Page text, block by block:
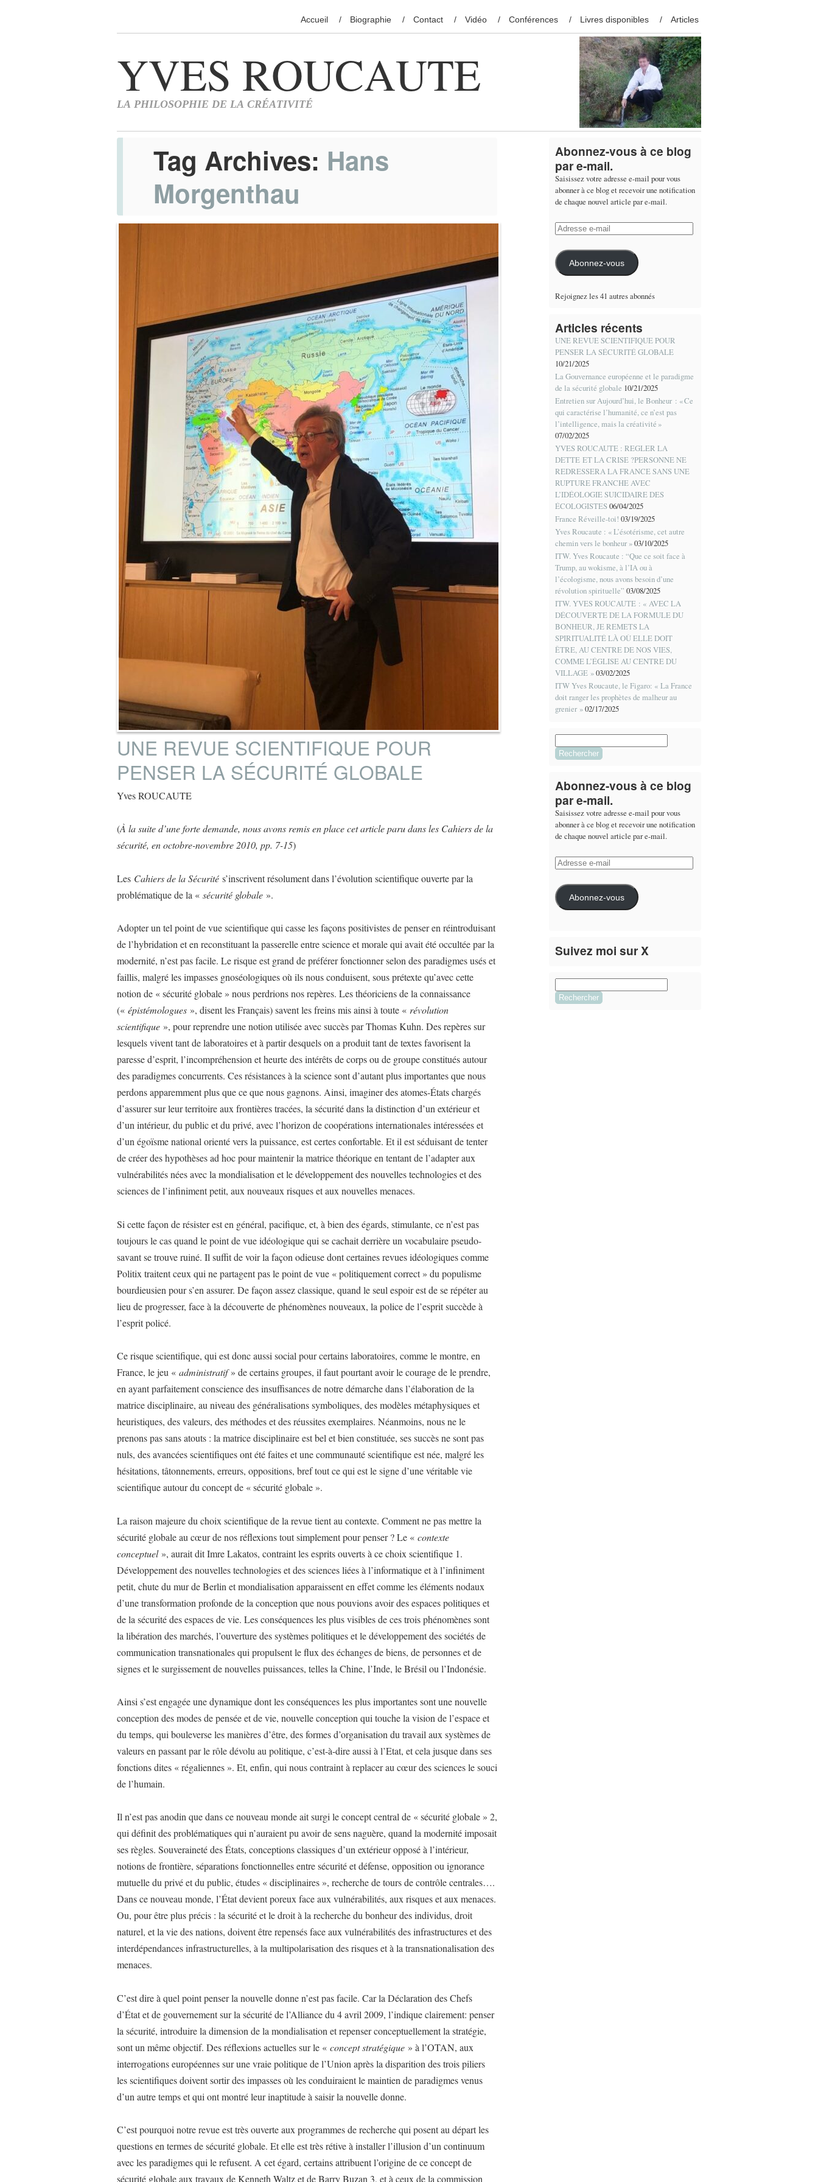
Accueil Biographie Contact Vidéo Conférences Livres disponibles Articles
Tag Archives: Hans
Morgenthau
UNE REVUE SCIENTIFIQUE POUR
PENSER LA SÉCURITÉ GLOBALE
Yves ROUCAUTE
(À la suite d’une forte demande, nous avons remis en place cet article paru dans les Cahiers de la
sécurité, en octobre-novembre 2010, pp. 7-15)
Les Cahiers de la Sécurité s’inscrivent résolument dans l’évolution scientifique ouverte par la
problématique de la « sécurité globale ».
Adopter un tel point de vue scientifique qui casse les façons positivistes de penser en réintroduisant
de l’hybridation et en reconstituant la passerelle entre science et morale qui avait été occultée par la
modernité, n’est pas facile. Le risque est grand de préférer fonctionner selon des paradigmes usés et
faillis, malgré les impasses gnoséologiques où ils nous conduisent, sous prétexte qu’avec cette
notion de « sécurité globale » nous perdrions nos repères. Les théoriciens de la connaissance
(« épistémologues », disent les Français) savent les freins mis ainsi à toute « révolution
scientifique », pour reprendre une notion utilisée avec succès par Thomas Kuhn. Des repères sur
lesquels vivent tant de laboratoires et à partir desquels on a produit tant de textes favorisent la
paresse d’esprit, l’incompréhension et heurte des intérêts de corps ou de groupe constitués autour
des paradigmes concurrents. Ces résistances à la science sont d’autant plus importantes que nous
perdons apparemment plus que ce que nous gagnons. Ainsi, imaginer des atomes-États chargés
d’assurer sur leur territoire aux frontières tracées, la sécurité dans la distinction d’un extérieur et
d’un intérieur, du public et du privé, avec l’horizon de coopérations internationales intéressées et
d’un égoïsme national orienté vers la puissance, est certes confortable. Et il est séduisant de tenter
de créer des hypothèses ad hoc pour maintenir la matrice théorique en tentant de l’adapter aux
vulnérabilités nées avec la mondialisation et le développement des nouvelles technologies et des
sciences de l’infiniment petit, aux nouveaux risques et aux nouvelles menaces.
Si cette façon de résister est en général, pacifique, et, à bien des égards, stimulante, ce n’est pas
toujours le cas quand le point de vue idéologique qui se cachait derrière un vocabulaire pseudo-
savant se trouve ruiné. Il suffit de voir la façon odieuse dont certaines revues idéologiques comme
Politix traitent ceux qui ne partagent pas le point de vue « politiquement correct » du populisme
bourdieusien pour s’en assurer. De façon assez classique, quand le seul espoir est de se répéter au
lieu de progresser, face à la découverte de phénomènes nouveaux, la police de l’esprit succède à
l’esprit policé.
Ce risque scientifique, qui est donc aussi social pour certains laboratoires, comme le montre, en
France, le jeu « administratif» de certains groupes, il faut pourtant avoir le courage de le prendre,
en ayant parfaitement conscience des insuffisances de notre démarche dans l’élaboration de la
matrice disciplinaire, au niveau des généralisations symboliques, des modèles métaphysiques et
heuristiques, des valeurs, des méthodes et des réussites exemplaires. Néanmoins, nous ne le
prenons pas sans atouts : la matrice disciplinaire est bel et bien constituée, ses succès ne sont pas
nuls, des avancées scientifiques ont été faites et une communauté scientifique est née, malgré les
hésitations, tâtonnements, erreurs, oppositions, bref tout ce qui est le signe d’une véritable vie
scientifique autour du concept de « sécurité globale ».
La raison majeure du choix scientifique de la revue tient au contexte. Comment ne pas mettre la
sécurité globale au cœur de nos réflexions tout simplement pour penser ? Le « contexte
conceptuel», aurait dit Imre Lakatos, contraint les esprits ouverts à ce choix scientifique 1.
Développement des nouvelles technologies et des sciences liées à l’informatique et à l’infiniment
petit, chute du mur de Berlin et mondialisation apparaissent en effet comme les éléments nodaux
d’une transformation profonde de la conception que nous pouvions avoir des espaces politiques et
de la sécurité des espaces de vie. Les conséquences les plus visibles de ces trois phénomènes sont
la libération des marchés, l’ouverture des systèmes politiques et le développement des sociétés de
communication transnationales qui propulsent le flux des échanges de biens, de personnes et de
signes et le surgissement de nouvelles puissances, telles la Chine, l’Inde, le Brésil ou l’Indonésie.
Ainsi s’est engagée une dynamique dont les conséquences les plus importantes sont une nouvelle
conception des modes de pensée et de vie, nouvelle conception qui touche la vision de l’espace et
du temps, qui bouleverse les manières d’être, des formes d’organisation du travail aux systèmes de
valeurs en passant par le rôle dévolu au politique, c’est-à-dire aussi à l’Etat, et cela jusque dans ses
fonctions dites « régaliennes ». Et, enfin, qui nous contraint à replacer au cœur des sciences le souci
de l’humain.
Il n’est pas anodin que dans ce nouveau monde ait surgi le concept central de « sécurité globale » 2,
qui définit des problématiques qui n’auraient pu avoir de sens naguère, quand la modernité imposait
ses règles. Souveraineté des États, conceptions classiques d’un extérieur opposé à l’intérieur,
notions de frontière, séparations fonctionnelles entre sécurité et défense, opposition ou ignorance
mutuelle du privé et du public, études « disciplinaires », recherche de tours de contrôle centrales….
Dans ce nouveau monde, l’État devient poreux face aux vulnérabilités, aux risques et aux menaces.
Ou, pour être plus précis : la sécurité et le droit à la recherche du bonheur des individus, droit
naturel, et la vie des nations, doivent être repensés face aux vulnérabilités des infrastructures et des
interdépendances infrastructurelles, à la multipolarisation des risques et à la transnationalisation des
menaces.
C’est dire à quel point penser la nouvelle donne n’est pas facile. Car la Déclaration des Chefs
d’État et de gouvernement sur la sécurité de l’Alliance du 4 avril 2009, l’indique clairement: penser
la sécurité, introduire la dimension de la mondialisation et repenser conceptuellement la stratégie,
sont un même objectif. Des réflexions actuelles sur le « concept stratégique » à l’OTAN, aux
interrogations européennes sur une vraie politique de l’Union après la disparition des trois piliers
les scientifiques doivent sortir des impasses où les conduiraient le maintien de paradigmes venus
d’un autre temps et qui ont montré leur inaptitude à saisir la nouvelle donne.
C’est pourquoi notre revue est très ouverte aux programmes de recherche qui posent au départ les
questions en termes de sécurité globale. Et elle est très rétive à installer l’illusion d’un continuum
avec les paradigmes qui le refusent. A cet égard, certains attribuent l’origine de ce concept de
sécurité globale aux travaux de Kenneth Waltz et de Barry Buzan 3, et à ceux de la commission
Abonnez-vous à ce blog
par e-mail.
Saisissez votre adresse e-mail pour vous
abonner à ce blog et recevoir une notification
de chaque nouvel article par e-mail.
Adresse
e-
mail
Abonnez-vous
Rejoignez les 41 autres abonnés
Articles récents
UNE REVUE SCIENTIFIQUE POUR
PENSER LA SÉCURITÉ GLOBALE
10/21/2025
La Gouvernance européenne et le paradigme
de la sécurité globale 10/21/2025
Entretien sur Aujourd’hui, le Bonheur : « Ce
qui caractérise l’humanité, ce n’est pas
l’intelligence, mais la créativité »
07/02/2025
YVES ROUCAUTE : REGLER LA
DETTE ET LA CRISE ?PERSONNE NE
REDRESSERA LA FRANCE SANS UNE
RUPTURE FRANCHE AVEC
L’IDÉOLOGIE SUICIDAIRE DES
ÉCOLOGISTES06/04/2025
France Réveille-toi! 03/19/2025
Yves Roucaute : « L’ésotérisme, cet autre
chemin vers le bonheur »03/10/2025
ITW. Yves Roucaute : “Que ce soit face à
Trump, au wokisme, à l’IA ou à
l’écologisme, nous avons besoin d’une
révolution spirituelle” 03/08/2025
ITW. YVES ROUCAUTE : « AVEC LA
DÉCOUVERTE DE LA FORMULE DU
BONHEUR, JE REMETS LA
SPIRITUALITÉ LÀ OÙ ELLE DOIT
ÊTRE, AU CENTRE DE NOS VIES,
COMME L’ÉGLISE AU CENTRE DU
VILLAGE »03/02/2025
ITW Yves Roucaute, le Figaro: « La France
doit ranger les prophètes de malheur au
grenier »02/17/2025
Abonnez-vous à ce blog
par e-mail.
Saisissez votre adresse e-mail pour vous
abonner à ce blog et recevoir une notification
de chaque nouvel article par e-mail.
Adresse
e-
mail
Abonnez-vous
Suivez moi sur X